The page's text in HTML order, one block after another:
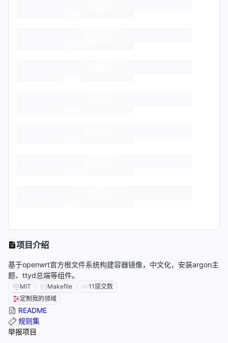
项目介绍
基于openwrt官方根文件系统构建容器镜像，中文化，安装argon主
题、ttyd总端等组件。
MIT Makefile 11提交数
定制我的领域
README
规则集
举报项目